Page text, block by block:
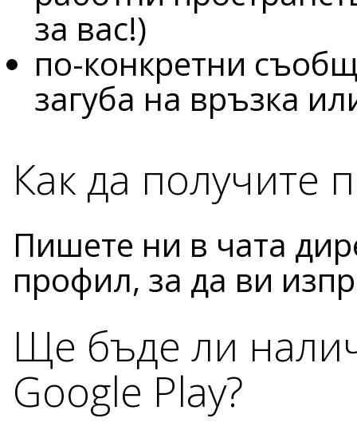
за вас!)
по-конкретни
загуба на връзка
Как да получите
Пишете ни в чата
профил, за да ви
Ще бъде ли
Google Play?